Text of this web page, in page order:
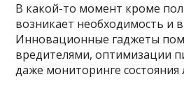
В какой-то момент кроме
возникает необходимость и
Инновационные гаджеты
вредителями, оптимизации
даже мониторинге состояния